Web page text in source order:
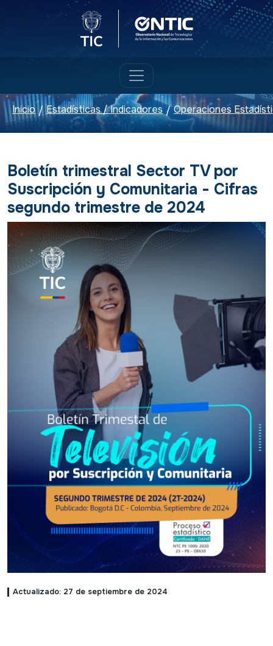
Logo del Ministerio TICLogo ONTIC
Inicio / Estadísticas / Indicadores / Operaciones
Boletín trimestral Sector TV por
Suscripción y Comunitaria - Cifras
segundo trimestre de 2024
Actualizado: 27 de septiembre de 2024